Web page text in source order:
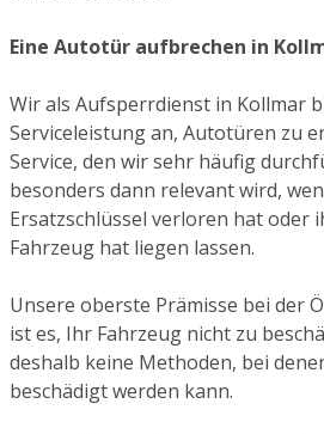
Eine Autotür aufbrechen in
Wir als Aufsperrdienst in Kollmar
Serviceleistung an, Autotüren zu
Service, den wir sehr häufig
besonders dann relevant wird,
Ersatzschlüssel verloren hat oder
Fahrzeug hat liegen lassen.
Unsere oberste Prämisse bei der
ist es, Ihr Fahrzeug nicht zu
deshalb keine Methoden, bei
beschädigt werden kann.